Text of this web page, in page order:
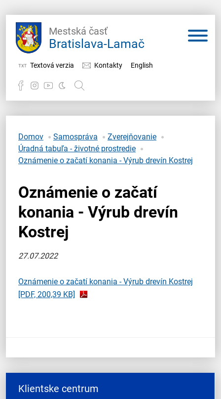
Mestská časť
Bratislava-Lamač
Textová verzia Kontakty English
Samospráva
Miestny úrad
Domov Samospráva
Zverejňovanie
Úradná tabuľa - životné prostredie
Oznámenie o začatí konania - Výrub drevín Kostrej
Oznámenie o začatí
konania - Výrub drevín
Kostrej
27.07.2022
Oznámenie o začatí konania - Výrub drevín Kostrej
[PDF, 200,39 KB]
Klientske centrum